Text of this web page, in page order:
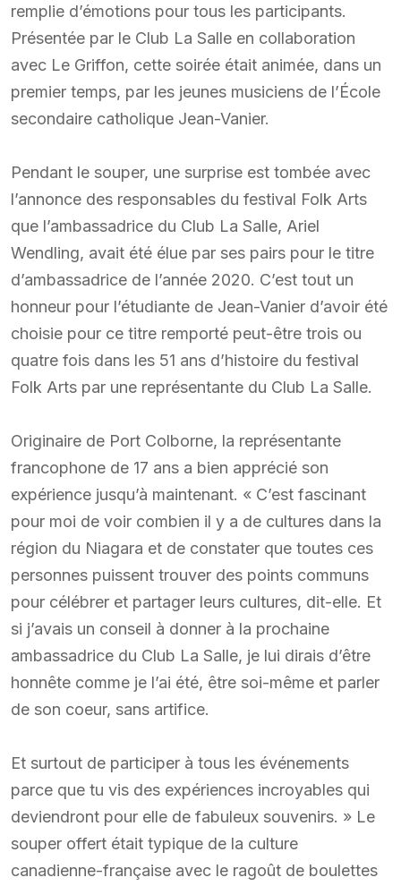
remplie d’émotions pour tous les participants.
Présentée par le Club La Salle en collaboration
avec Le Griffon, cette soirée était animée, dans un
premier temps, par les jeunes musiciens de l’École
secondaire catholique Jean-Vanier.
Pendant le souper, une surprise est tombée avec
l’annonce des responsables du festival Folk Arts
que l’ambassadrice du Club La Salle, Ariel
Wendling, avait été élue par ses pairs pour le titre
d’ambassadrice de l’année 2020. C’est tout un
honneur pour l’étudiante de Jean-Vanier d’avoir été
choisie pour ce titre remporté peut-être trois ou
quatre fois dans les 51 ans d’histoire du festival
Folk Arts par une représentante du Club La Salle.
Originaire de Port Colborne, la représentante
francophone de 17 ans a bien apprécié son
expérience jusqu’à maintenant. « C’est fascinant
pour moi de voir combien il y a de cultures dans la
région du Niagara et de constater que toutes ces
personnes puissent trouver des points communs
pour célébrer et partager leurs cultures, dit-elle. Et
si j’avais un conseil à donner à la prochaine
ambassadrice du Club La Salle, je lui dirais d’être
honnête comme je l’ai été, être soi-même et parler
de son coeur, sans artifice.
Et surtout de participer à tous les événements
parce que tu vis des expériences incroyables qui
deviendront pour elle de fabuleux souvenirs. » Le
souper offert était typique de la culture
canadienne-française avec le ragoût de boulettes